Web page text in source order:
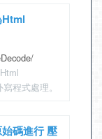
程式處理。
碼進行 壓